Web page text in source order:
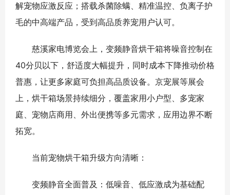
解宠物应激反应；搭载杀菌除螨、精准温控、负离子护
毛的中高端产品，受到高品质养宠用户认可。
慈溪家电博览会上，变频静音烘干箱将噪音控制在
40分贝以下，舒适度大幅提升，同时成本下降推动价格
普惠，让更多家庭可负担高品质设备。京宠展等展会
上，烘干箱场景持续细分，覆盖家用小户型、多宠家
庭、宠物店商用、外出便携等多元需求，应用边界不断
拓宽。
当前宠物烘干箱升级方向清晰：
变频静音全面普及：低噪音、低应激成为基础配